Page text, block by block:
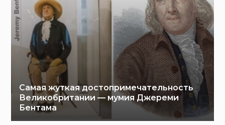
Самая жуткая достопримечательность
Великобритании — мумия Джереми
Бентама